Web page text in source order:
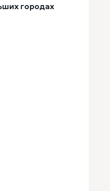
городах